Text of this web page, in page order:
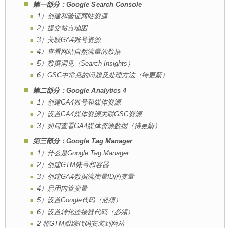
第一部分：Google Search Console
1）创建和验证网站资源
2）提交站点地图
3）关联GA4账号资源
4）查看网站自然流量的数据
5）数据洞见（Search Insights）
6）GSC中常见的问题及处理方法（待更新）
第二部分：Google Analytics 4
1）创建GA4账号和媒体资源
2）设置GA4媒体资源关联GSC资源
3）如何查看GA4媒体资源数据（待更新）
第三部分：Google Tag Manager
1）什么是Google Tag Manager
2）创建GTM账号和容器
3）创建GA4数据流衡量ID的变量
4）启用内置变量
5）设置Google代码（必须）
6）设置转化连接器代码（必须）
2 将GTM跟踪代码安装到网站